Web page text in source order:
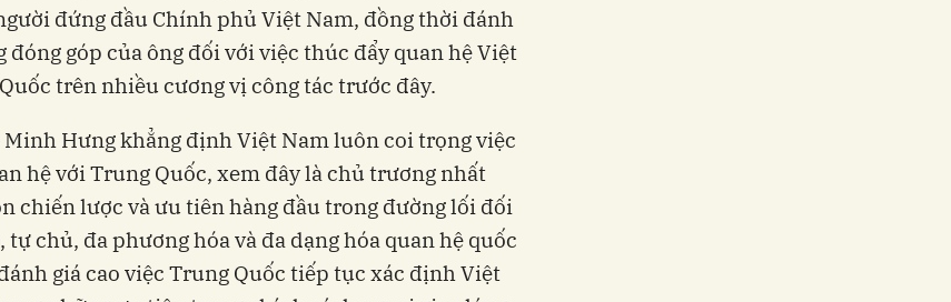
đứng đầu Chính phủ Việt Nam, đồng thời đánh
đóng góp của ông đối với việc thúc đẩy quan hệ Việt
trên nhiều cương vị công tác trước đây.
Hưng khẳng định Việt Nam luôn coi trọng việc
hệ với Trung Quốc, xem đây là chủ trương nhất
chiến lược và ưu tiên hàng đầu trong đường lối đối
tự chủ, đa phương hóa và đa dạng hóa quan hệ quốc
giá cao việc Trung Quốc tiếp tục xác định Việt